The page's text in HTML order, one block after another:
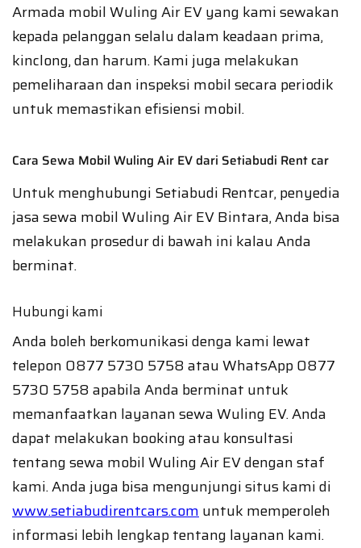
Armada mobil Wuling Air EV yang kami sewakan
kepada pelanggan selalu dalam keadaan prima,
kinclong, dan harum. Kami juga melakukan
pemeliharaan dan inspeksi mobil secara periodik
untuk memastikan efisiensi mobil.
Cara Sewa Mobil Wuling Air EV dari Setiabudi Rent car
Untuk menghubungi Setiabudi Rentcar, penyedia
jasa sewa mobil Wuling Air EV Bintara, Anda bisa
melakukan prosedur di bawah ini kalau Anda
berminat.
Hubungi kami
Anda boleh berkomunikasi denga kami lewat
telepon 0877 5730 5758 atau WhatsApp 0877
5730 5758 apabila Anda berminat untuk
memanfaatkan layanan sewa Wuling EV. Anda
dapat melakukan booking atau konsultasi
tentang sewa mobil Wuling Air EV dengan staf
kami. Anda juga bisa mengunjungi situs kami di
www.setiabudirentcars.comuntuk memperoleh
informasi lebih lengkap tentang layanan kami.